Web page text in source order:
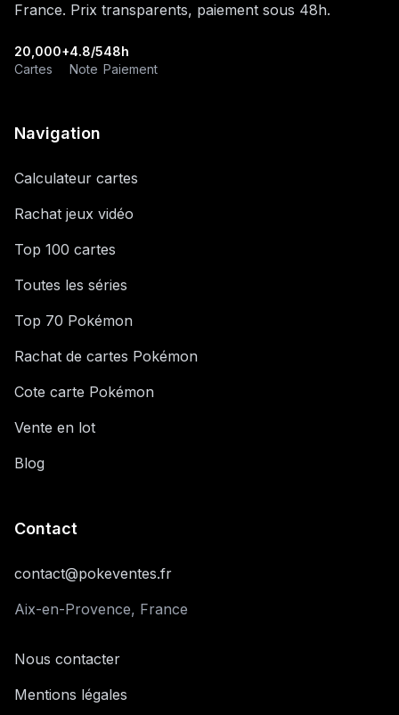
France. Prix transparents, paiement sous 48h.
20,000+
Cartes
4.8/5
Note
48h
Paiement
Navigation
Calculateur cartes
Rachat jeux vidéo
Top 100 cartes
Toutes les séries
Top 70 Pokémon
Rachat de cartes Pokémon
Cote carte Pokémon
Vente en lot
Blog
Contact
contact@pokeventes.fr
Aix-en-Provence, France
Nous contacter
Mentions légales